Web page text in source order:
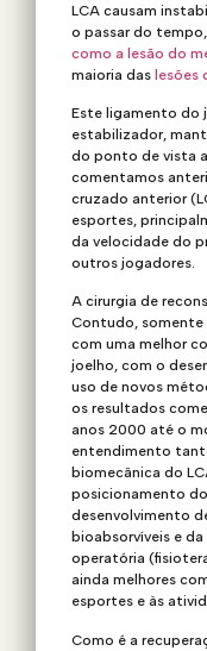
LCA causam
o passar do
como a lesão do
maioria das lesões
Este ligamento do
estabilizador,
do ponto de vista
comentamos
cruzado anterior
esportes,
da velocidade do
outros jogadores.
A cirurgia de
Contudo, somente
com uma melhor
joelho, com o
uso de novos
os resultados
anos 2000 até o
entendimento
biomecânica do
posicionamento
desenvolvimento
bioabsorvíveis e
operatória
ainda melhores
esportes e às
Como é a